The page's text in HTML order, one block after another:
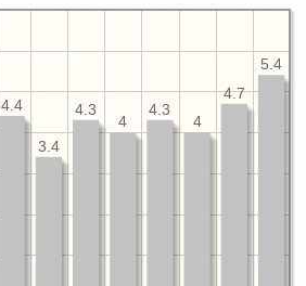
5.4
4.7
4
4.3
4
4.3
3.4
4.4